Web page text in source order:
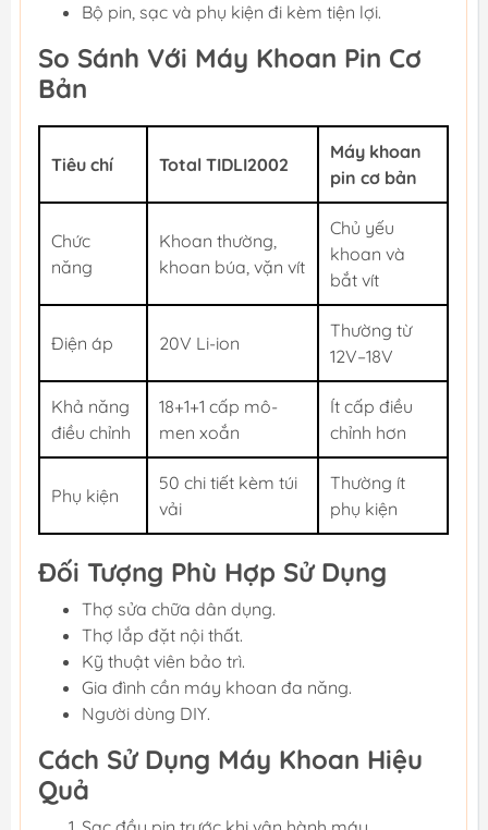
Bộ pin, sạc và phụ kiện đi kèm tiện lợi.
So Sánh Với Máy Khoan Pin Cơ
Bản
Tiêu chí Total TIDLI2002
Máy khoan
pin cơ bản
Chức
năng
Khoan thường,
khoan búa, vặn vít
Chủ yếu
khoan và
bắt vít
Điện áp 20V Li-ion
Thường từ
12V–18V
Khả năng
điều chỉnh
18+1+1 cấp mô-
men xoắn
Ít cấp điều
chỉnh hơn
Phụ kiện
50 chi tiết kèm túi
vải
Thường ít
phụ kiện
Đối Tượng Phù Hợp Sử Dụng
Thợ sửa chữa dân dụng.
Thợ lắp đặt nội thất.
Kỹ thuật viên bảo trì.
Gia đình cần máy khoan đa năng.
Người dùng DIY.
Cách Sử Dụng Máy Khoan Hiệu
Quả